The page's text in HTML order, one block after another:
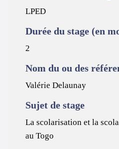
LPED
Durée du stage (en
2
Nom du ou des
Valérie Delaunay
Sujet de stage
La scolarisation et la
au Togo